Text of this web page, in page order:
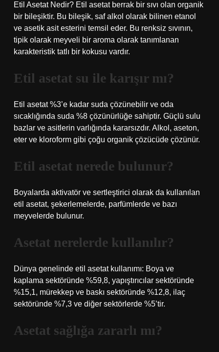
Etil Asetat Nedir? Etil asetat berrak bir sıvı olan organik
bir bileşiktir. Bu bileşik, saf alkol olarak bilinen etanol
ve asetik asit esterini temsil eder. Bu renksiz sıvının,
tipik olarak meyveli bir aroma olarak tanımlanan
karakteristik tatlı bir kokusu vardır.
Etil asetat su ile karışır mı?
Etil asetat %3’e kadar suda çözünebilir ve oda
sıcaklığında suda %8 çözünürlüğe sahiptir. Güçlü sulu
bazlar ve asitlerin varlığında kararsızdır. Alkol, aseton,
eter ve kloroform gibi çoğu organik çözücüde çözünür.
Etil asetat nerede bulunur?
Boyalarda aktivatör ve sertleştirici olarak da kullanılan
etil asetat, şekerlemelerde, parfümlerde ve bazı
meyvelerde bulunur.
Asetat nerelerde kullanılır?
Dünya genelinde etil asetat kullanımı: Boya ve
kaplama sektöründe %59,8, yapıştırıcılar sektöründe
%15,1, mürekkep ve baskı sektöründe %12,8, ilaç
sektöründe %7,3 ve diğer sektörlerde %5’tir.
Asetat sağlığa zararlı mı?